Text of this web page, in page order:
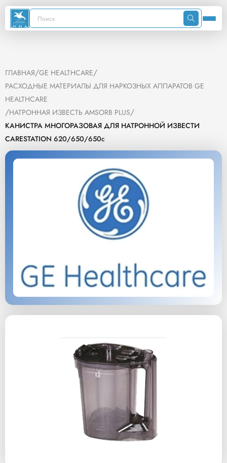
ГЛАВНАЯ/GE HEALTHCARE/
РАСХОДНЫЕ МАТЕРИАЛЫ ДЛЯ НАРКОЗНЫХ АППАРАТОВ GE
HEALTHCARE
/НАТРОННАЯ ИЗВЕСТЬ AMSORB PLUS/
КАНИСТРА МНОГОРАЗОВАЯ ДЛЯ НАТРОННОЙ ИЗВЕСТИ
CARESTATION 620/650/650c